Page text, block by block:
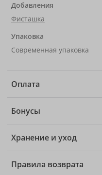
Добавления
Фисташка
Упаковка
Современная упаковка
Оплата
Бонусы
Хранение и уход
Правила возврата